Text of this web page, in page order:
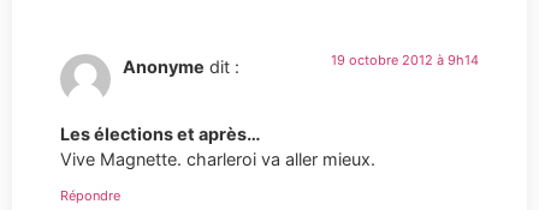
Anonyme dit : 19 octobre 2012 à 9h14
Les élections et après…
Vive Magnette. charleroi va aller mieux.
Répondre